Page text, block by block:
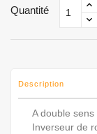
Quantité
Description
A double sens
Inverseur de